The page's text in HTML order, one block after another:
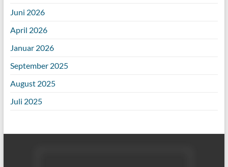
Juni 2026
April 2026
Januar 2026
September 2025
August 2025
Juli 2025